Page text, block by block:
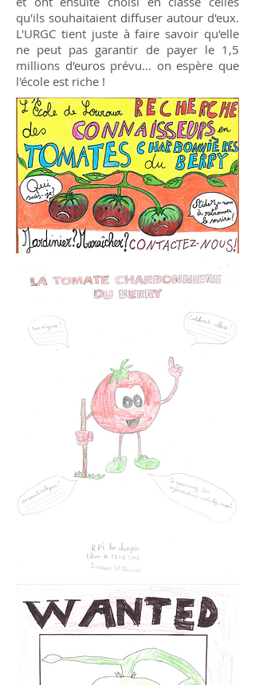
qu'ils souhaitaient diffuser autour d'eux.
L'URGC tient juste à faire savoir qu'elle
ne peut pas garantir de payer le 1,5
millions d'euros prévu... on espère que
l'école est riche !